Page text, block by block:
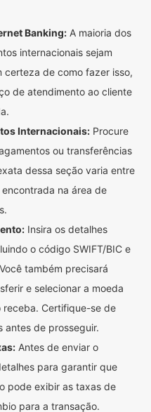
Banking: A maioria dos
internacionais sejam
certeza de como fazer isso,
de atendimento ao cliente
Internacionais: Procure
ou transferências
dessa seção varia entre
na área de
Insira os detalhes
o código SWIFT/BIC e
também precisará
e selecionar a moeda
Certifique-se de
antes de prosseguir.
Antes de enviar o
para garantir que
pode exibir as taxas de
para a transação.